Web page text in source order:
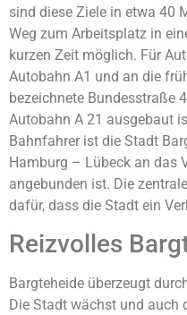
sind diese Ziele in etwa 40
Weg zum Arbeitsplatz in
kurzen Zeit möglich. Für
Autobahn A1 und an die
bezeichnete Bundesstraße
Autobahn A 21 ausgebaut
Bahnfahrer ist die Stadt
Hamburg – Lübeck an das
angebunden ist. Die
dafür, dass die Stadt ein
Reizvolles
Bargteheide überzeugt
Die Stadt wächst und auch